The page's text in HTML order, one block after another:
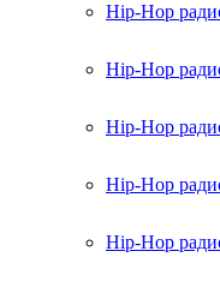
Hip-Hop
Hip-Hop
Hip-Hop
Hip-Hop
Hip-Hop